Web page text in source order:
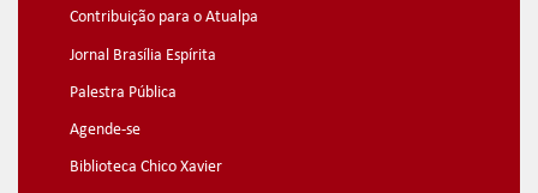
Contribuição para o Atualpa
Jornal Brasília Espírita
Palestra Pública
Agende-se
Biblioteca Chico Xavier